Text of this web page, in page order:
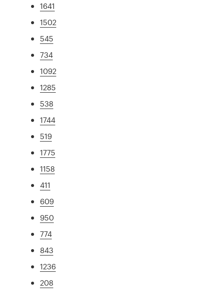
1641
1502
545
734
1092
1285
538
1744
519
1775
1158
411
609
950
774
843
1236
208